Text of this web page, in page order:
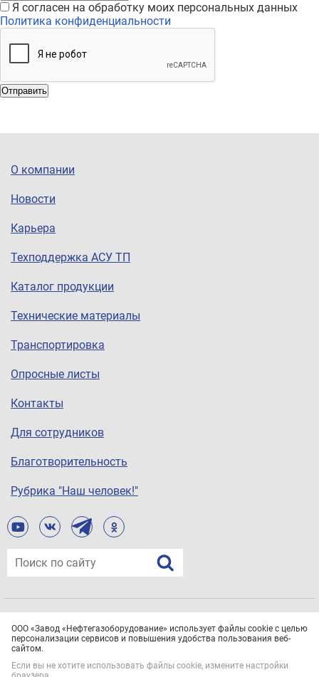
Я согласен на обработку моих персональных данных
Политика конфиденциальности
Отправить
О компании
Новости
Карьера
Техподдержка АСУ ТП
Каталог продукции
Технические материалы
Транспортировка
Опросные листы
Контакты
Для сотрудников
Благотворительность
Рубрика "Наш человек!"
Все права защищены.Политика конфиденциальности
ООО «Завод «Нефтегазоборудование» использует файлы cookie с целью
персонализации сервисов и повышения удобства пользования веб-
сайтом.
Если вы не хотите использовать файлы cookie, измените настройки